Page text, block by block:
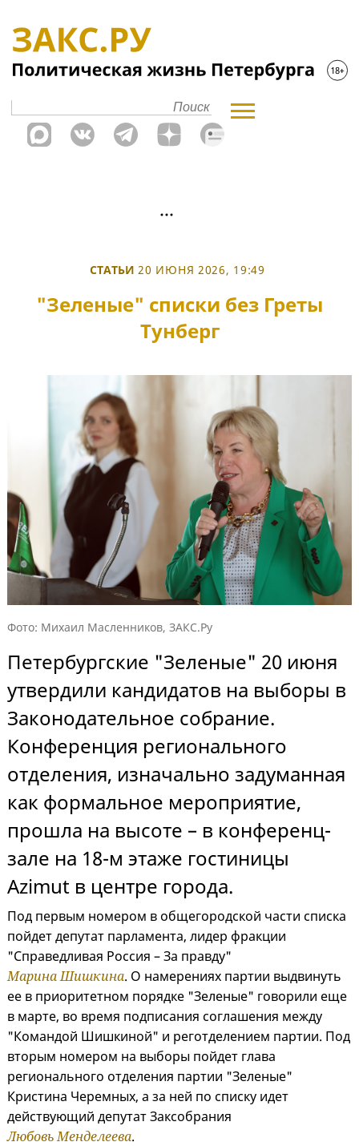
СТАТЬИ 20 ИЮНЯ 2026, 19:49
"Зеленые" списки без Греты
Тунберг
Фото: Михаил Масленников, ЗАКС.Ру
Петербургские "Зеленые" 20 июня
утвердили кандидатов на выборы в
Законодательное собрание.
Конференция регионального
отделения, изначально задуманная
как формальное мероприятие,
прошла на высоте – в конференц-
зале на 18-м этаже гостиницы
Azimut в центре города.
Под первым номером в общегородской части списка
пойдет депутат парламента, лидер фракции
"Справедливая Россия – За правду"
Марина Шишкина. О намерениях партии выдвинуть
ее в приоритетном порядке "Зеленые" говорили еще
в марте, во время подписания соглашения между
"Командой Шишкиной" и реготделением партии. Под
вторым номером на выборы пойдет глава
регионального отделения партии "Зеленые"
Кристина Черемных, а за ней по списку идет
действующий депутат Заксобрания
Любовь Менделеева.